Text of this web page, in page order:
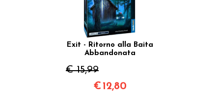
Exit - Ritorno alla Baita
Abbandonata
€ 15,99
€ 12,80